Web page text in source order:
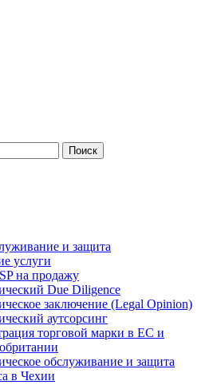
и защита
услуги
на продажу
Due Diligence
заключение (Legal Opinion)
аутсорсинг
торговой марки в ЕС и
обслуживание и защита
в Чехии